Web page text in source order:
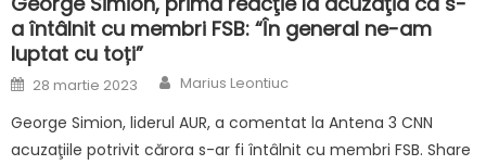
a întâlnit cu membri FSB: “În general ne-am
luptat cu toți”
Posted
on
28 martie 2023 Author
Marius Leontiuc
George Simion, liderul AUR, a comentat la Antena 3 CNN
acuzaţiile potrivit cărora s-ar fi întâlnit cu membri FSB. Share